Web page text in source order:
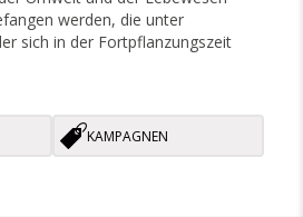
werden, die unter
sich in der Fortpflanzungszeit
KAMPAGNEN